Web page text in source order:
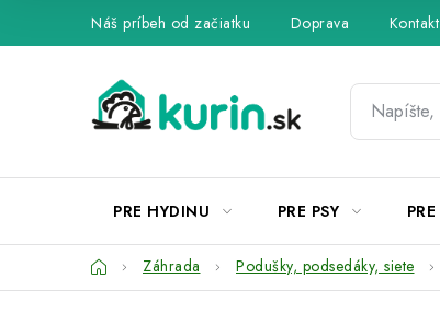
Náš príbeh od začiatku Doprava Kontakt
PRE HYDINU PRE PSY
DomovZáhrada Podušky, podsedáky, siete